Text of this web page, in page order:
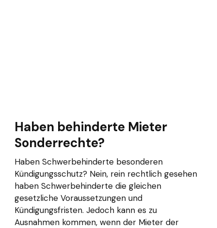
Haben behinderte Mieter
Sonderrechte?
Haben Schwerbehinderte besonderen
Kündigungsschutz? Nein, rein rechtlich gesehen
haben Schwerbehinderte die gleichen
gesetzliche Voraussetzungen und
Kündigungsfristen. Jedoch kann es zu
Ausnahmen kommen, wenn der Mieter der